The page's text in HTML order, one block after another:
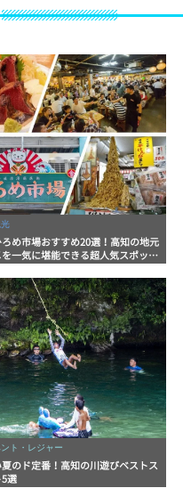
め市場おすすめ20選！高知の地元
一気に堪能できる超人気スポット
ト・レジャー
のド定番！高知の川遊びベストス
選